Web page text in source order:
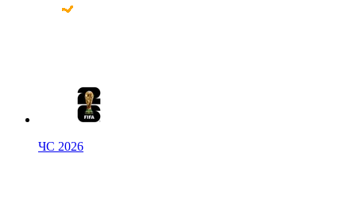
ЧС 2026